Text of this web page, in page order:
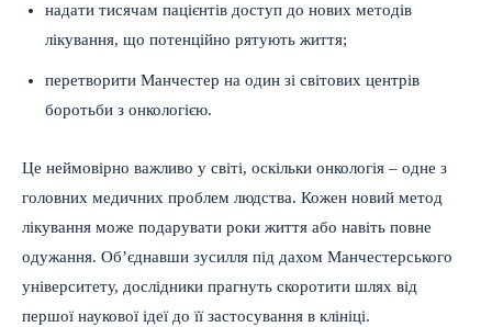
надати тисячам пацієнтів доступ до нових методів
лікування, що потенційно рятують життя;
перетворити Манчестер на один зі світових центрів
боротьби з онкологією.
Це неймовірно важливо у світі, оскільки онкологія – одне з
головних медичних проблем людства. Кожен новий метод
лікування може подарувати роки життя або навіть повне
одужання. Об’єднавши зусилля під дахом Манчестерського
університету, дослідники прагнуть скоротити шлях від
першої наукової ідеї до її застосування в клініці.